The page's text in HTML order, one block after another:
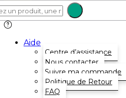
Aide
Centre d’assistance
Nous contacter
Suivre ma commande
Politique de Retour
FAQ